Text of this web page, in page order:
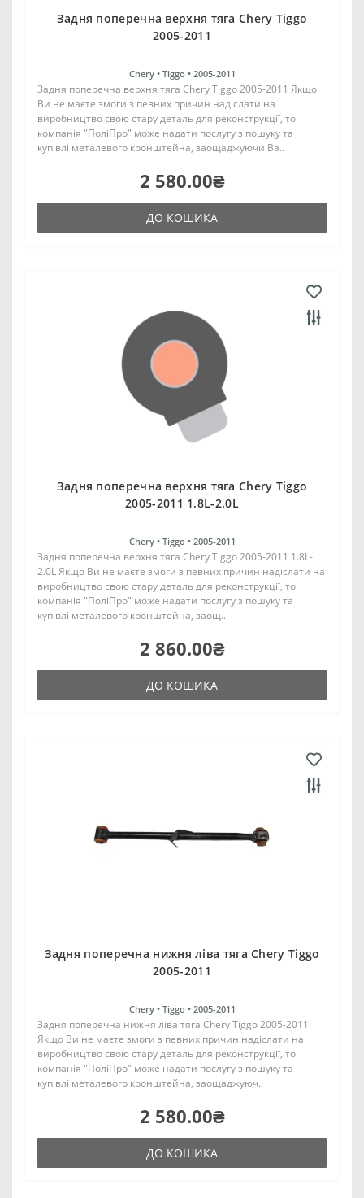
Задня поперечна верхня тяга Chery Tiggo
2005-2011
Chery • Tiggo • 2005-2011
Задня поперечна верхня тяга Chery Tiggo 2005-2011 Якщо
Ви не маєте змоги з певних причин надіслати на
виробництво свою стару деталь для реконструкції, то
компанія "ПоліПро" може надати послугу з пошуку та
купівлі металевого кронштейна, заощаджуючи Ва..
2 580.00₴
ДО КОШИКА
Задня поперечна верхня тяга Chery Tiggo
2005-2011 1.8L-2.0L
Chery • Tiggo • 2005-2011
Задня поперечна верхня тяга Chery Tiggo 2005-2011 1.8L-
2.0L Якщо Ви не маєте змоги з певних причин надіслати на
виробництво свою стару деталь для реконструкції, то
компанія "ПоліПро" може надати послугу з пошуку та
купівлі металевого кронштейна, заощ..
2 860.00₴
ДО КОШИКА
Задня поперечна нижня ліва тяга Chery Tiggo
2005-2011
Chery • Tiggo • 2005-2011
Задня поперечна нижня ліва тяга Chery Tiggo 2005-2011
Якщо Ви не маєте змоги з певних причин надіслати на
виробництво свою стару деталь для реконструкції, то
компанія "ПоліПро" може надати послугу з пошуку та
купівлі металевого кронштейна, заощаджуюч..
2 580.00₴
ДО КОШИКА